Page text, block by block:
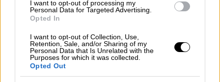
I want to opt-out of processing my
Personal Data for Targeted Advertising.
Opted In
I want to opt-out of Collection, Use,
Retention, Sale, and/or Sharing of my
Personal Data that Is Unrelated with the
Purposes for which it was collected.
Opted Out
όταν ο Άμραμπατ εκτέλεσε, ο Λιβάι -ο
καλύτερος παίκτης της στο ψηλό παιχνίδι-
έμεινε αμαρκάριστος, πήρε όση φόρα ήθελε
και με ένα έξοχο άλμα και αντίστοιχη
«καρφωτή» κεφαλιά, νίκησε Μπιανκόν και
Πασχαλάκη για το 0-1.